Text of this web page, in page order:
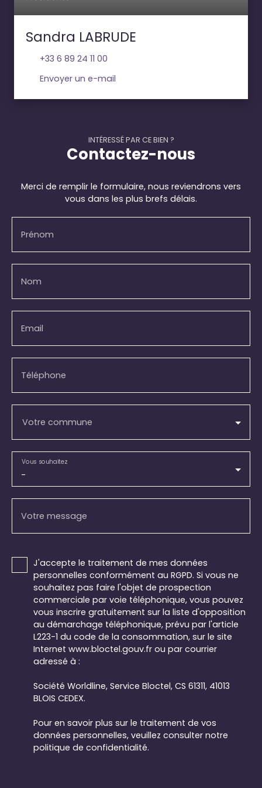
Sandra LABRUDE
+33 6 89 24 11 00
Envoyer un e-mail
INTÉRESSÉ PAR CE BIEN ?
Contactez-nous
Merci de remplir le formulaire, nous reviendrons vers
vous dans les plus brefs délais.
Prénom
Nom
Email
Téléphone
Votre commune
-
Vous souhaitez
Votre message
J'accepte le traitement de mes données
personnelles conformément au RGPD. Si vous ne
souhaitez pas faire l'objet de prospection
commerciale par voie téléphonique, vous pouvez
vous inscrire gratuitement sur la liste d'opposition
au démarchage téléphonique, prévu par l'article
L223-1 du code de la consommation, sur le site
Internet www.bloctel.gouv.fr ou par courrier
adressé à :
Société Worldline, Service Bloctel, CS 61311, 41013
BLOIS CEDEX.
Pour en savoir plus sur le traitement de vos
données personnelles, veuillez consulter notre
politique de confidentialité.